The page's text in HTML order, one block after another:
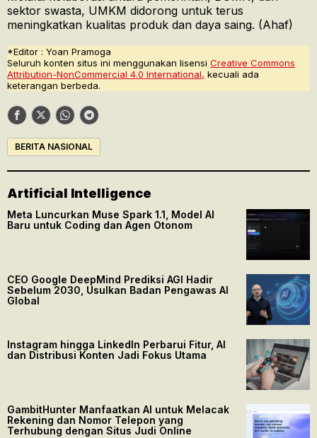
sektor swasta, UMKM didorong untuk terus
meningkatkan kualitas produk dan daya saing. (Ahaf)
*Editor : Yoan Pramoga
Seluruh konten situs ini menggunakan lisensi Creative Commons
Attribution-NonCommercial 4.0 International, kecuali ada
keterangan berbeda.
BERITA NASIONAL
Artificial Intelligence
Meta Luncurkan Muse Spark 1.1, Model AI
Baru untuk Coding dan Agen Otonom
CEO Google DeepMind Prediksi AGI Hadir
Sebelum 2030, Usulkan Badan Pengawas AI
Global
Instagram hingga LinkedIn Perbarui Fitur, AI
dan Distribusi Konten Jadi Fokus Utama
GambitHunter Manfaatkan AI untuk Melacak
Rekening dan Nomor Telepon yang
Terhubung dengan Situs Judi Online